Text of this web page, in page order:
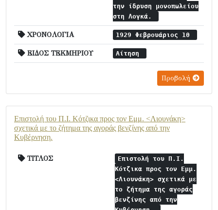
την ίδρυση μονοπωλείου
στη Λογκά.
ΧΡΟΝΟΛΟΓΙΑ 1929 Φεβρουάριος 10
ΕΙΔΟΣ ΤΕΚΜΗΡΙΟΥ Αίτηση
Προβολή
Επιστολή του Π.Ι. Κότζικα προς τον Εμμ. <Λιουνάκη>
σχετικά με το ζήτημα της αγοράς βενζίνης από την
Κυβέρνηση.
ΤΙΤΛΟΣ
Επιστολή του Π.Ι.
Κότζικα προς τον Εμμ.
<Λιουνάκη> σχετικά με
το ζήτημα της αγοράς
βενζίνης από την